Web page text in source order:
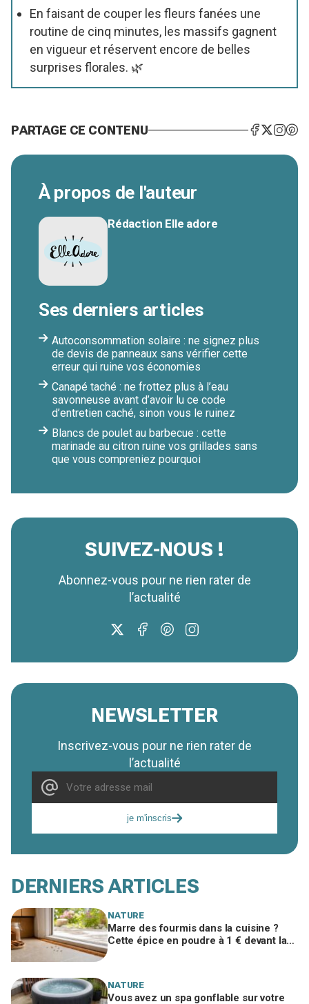
En faisant de couper les fleurs fanées une
routine de cinq minutes, les massifs gagnent
en vigueur et réservent encore de belles
surprises florales. 🌿
PARTAGE CE CONTENU
À propos de l'auteur
Rédaction Elle adore
Ses derniers articles
Autoconsommation solaire : ne signez plus
de devis de panneaux sans vérifier cette
erreur qui ruine vos économies
Canapé taché : ne frottez plus à l’eau
savonneuse avant d’avoir lu ce code
d’entretien caché, sinon vous le ruinez
Blancs de poulet au barbecue : cette
marinade au citron ruine vos grillades sans
que vous compreniez pourquoi
SUIVEZ-NOUS !
Abonnez-vous pour ne rien rater de
l’actualité
NEWSLETTER
Inscrivez-vous pour ne rien rater de
l’actualité
je m'inscris
DERNIERS ARTICLES
NATURE
Marre des fourmis dans la cuisine ?
Cette épice en poudre à 1 € devant la
NATURE
Vous avez un spa gonflable sur votre